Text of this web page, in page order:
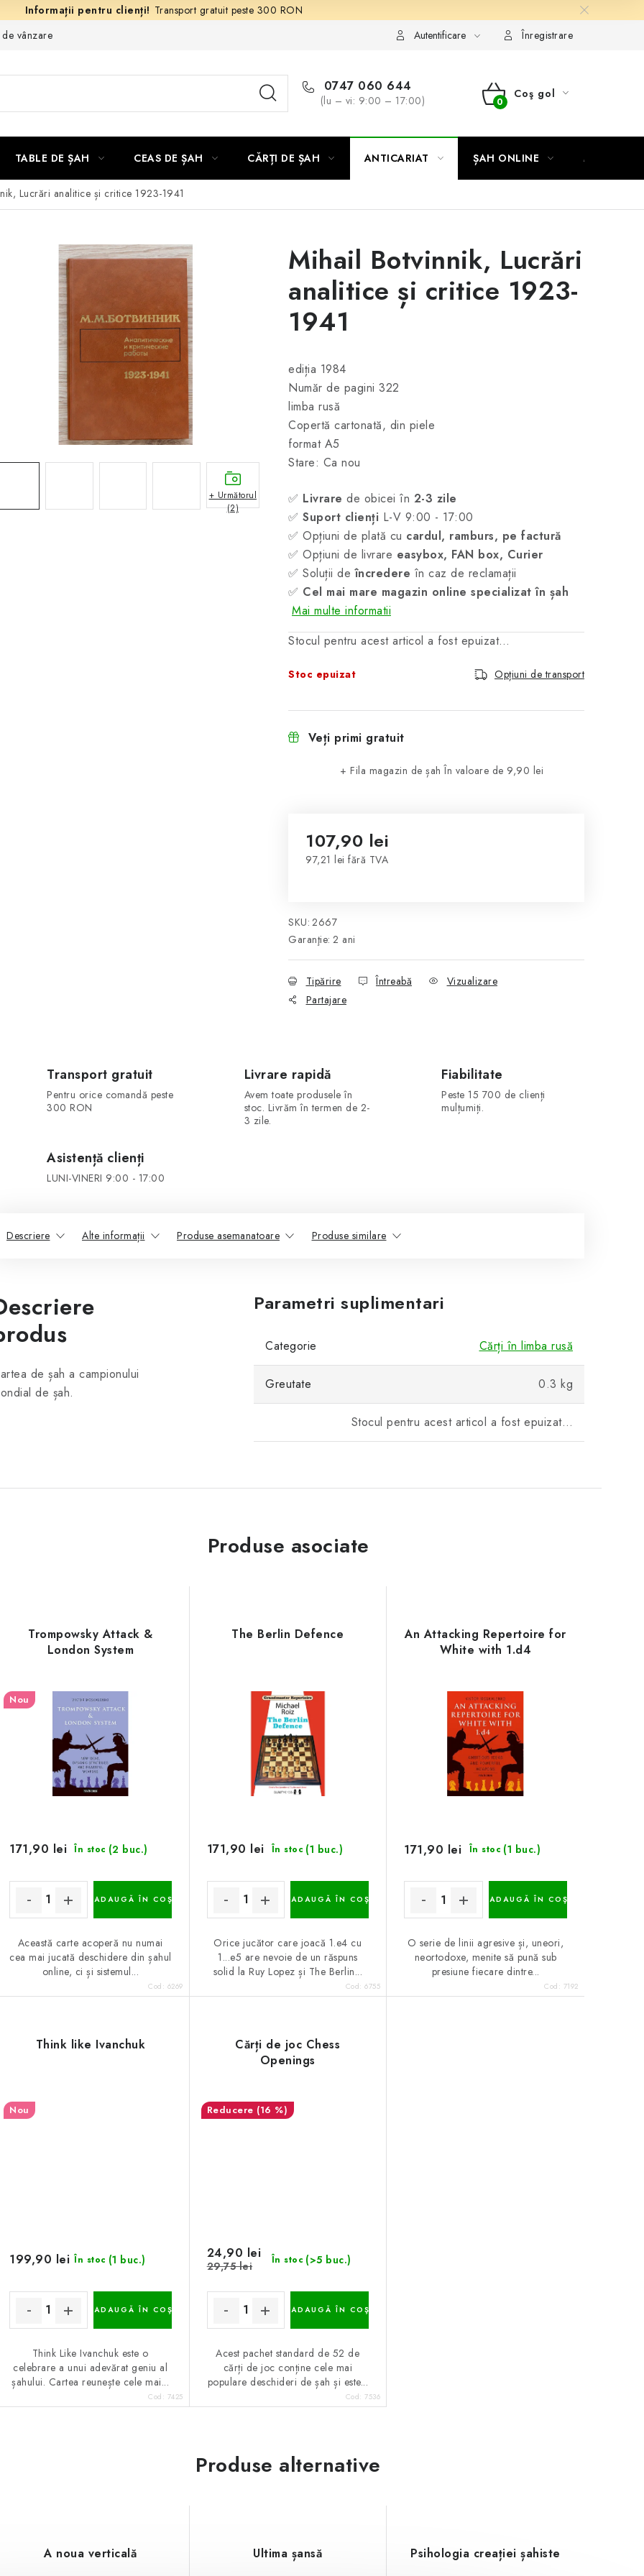
Transport gratuit peste 300 RON
vânzare
Autentificare Înregistrare
0747 060 644
(lu – vi: 9:00 – 17:00)
COŞ
CUMPĂRĂTURI
Coş gol
TABLE DE ȘAH CEAS DE ȘAH CĂRȚI DE ȘAH ANTICARIAT ȘAH ONLINE MERCH
Lucrări analitice și critice 1923-1941
Mihail Botvinnik, Lucrări
analitice și critice 1923-
1941
ediția 1984
Număr de pagini 322
limba rusă
Copertă cartonată, din piele
format A5
Stare: Ca nou
✅ Livrare de obicei în 2-3 zile
✅ Suport clienți L-V 9:00 - 17:00
✅ Opțiuni de plată cu cardul, ramburs, pe factură
✅ Opțiuni de livrare easybox, FAN box, Curier
✅ Soluții deîncredere în caz de reclamații
✅ Cel mai mare magazin online specializat în șah
Mai multe informatii
Stocul pentru acest articol a fost epuizat…
Stoc epuizat Opțiuni de transport
Veți primi gratuit
+ Fila magazin de șahÎn valoare de 9,90 lei
107,90 lei
97,21 lei fără TVA
SKU: 2667
Garanţie: 2 ani
Tipărire Întreabă
Vizualizare
Partajare
+ Următorul
(2)
Transport gratuit
Pentru orice comandă peste
300 RON
Livrare rapidă
Avem toate produsele în
stoc. Livrăm în termen de 2-
3 zile.
Fiabilitate
Peste 15 700 de clienți
mulțumiți.
Asistență clienți
LUNI-VINERI 9:00 - 17:00
Descriere Alte informații Produse asemanatoare Produse similare
de șah a campionului
de șah.
Parametri suplimentari
Categorie Cărți în limba rusă
Greutate 0.3 kg
Stocul pentru acest articol a fost epuizat…
Produse asociate
Trompowsky Attack &
London System
Nou
În stoc (2 buc.)
171,90 lei
ADAUGĂ ÎN COŞ
Această carte acoperă nu numai
cea mai jucată deschidere din șahul
online, ci și sistemul...
Cod: 6269
The Berlin Defence
În stoc (1 buc.)
171,90 lei
ADAUGĂ ÎN COŞ
Orice jucător care joacă 1.e4 cu
1...e5 are nevoie de un răspuns
solid la Ruy Lopez și The Berlin...
Cod:6755
An Attacking Repertoire for
White with 1.d4
În stoc (1 buc.)
171,90 lei
ADAUGĂ ÎN COŞ
O serie de linii agresive și, uneori,
neortodoxe, menite să pună sub
presiune fiecare dintre...
Cod: 7192
Think like Ivanchuk
Nou
În stoc (1 buc.)
199,90 lei
ADAUGĂ ÎN COŞ
Think Like Ivanchuk este o
celebrare a unui adevărat geniu al
șahului. Cartea reunește cele mai...
Cod: 7425
Cărți de joc Chess
Openings
(16 %)
În stoc (>5 buc.)
24,90 lei
29,75 lei
ADAUGĂ ÎN COŞ
Acest pachet standard de 52 de
cărți de joc conține cele mai
populare deschideri de șah și este...
Cod:7536
Produse alternative
A noua verticală Ultima șansă Psihologia creației șahiste